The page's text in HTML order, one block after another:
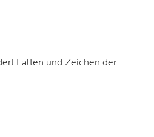
Falten und Zeichen der